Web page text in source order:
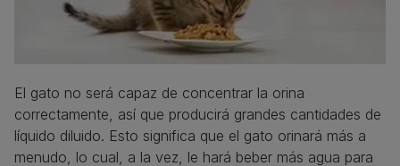
El gato no será capaz de concentrar la orina
correctamente, así que producirá grandes cantidades de
líquido diluido. Esto significa que el gato orinará más a
menudo, lo cual, a la vez, le hará beber más agua para